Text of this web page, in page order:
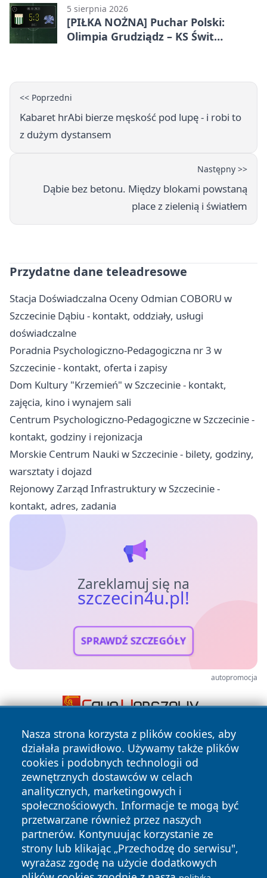
5 sierpnia 2026
[PIŁKA NOŻNA] Puchar Polski:
Olimpia Grudziądz – KS Świt
<< Poprzedni
Kabaret hrAbi bierze męskość pod lupę - i robi to
z dużym dystansem
Następny >>
Dąbie bez betonu. Między blokami powstaną
place z zielenią i światłem
Przydatne dane teleadresowe
Stacja Doświadczalna Oceny Odmian COBORU w
Szczecinie Dąbiu - kontakt, oddziały, usługi
doświadczalne
Poradnia Psychologiczno-Pedagogiczna nr 3 w
Szczecinie - kontakt, oferta i zapisy
Dom Kultury "Krzemień" w Szczecinie - kontakt,
zajęcia, kino i wynajem sali
Centrum Psychologiczno-Pedagogiczne w Szczecinie -
kontakt, godziny i rejonizacja
Morskie Centrum Nauki w Szczecinie - bilety, godziny,
warsztaty i dojazd
Rejonowy Zarząd Infrastruktury w Szczecinie -
kontakt, adres, zadania
Zareklamuj się na
szczecin4u.pl!
SPRAWDŹ SZCZEGÓŁY
autopromocja
Nasza strona korzysta z plików cookies, aby
działała prawidłowo. Używamy także plików
cookies i podobnych technologii od
zewnętrznych dostawców w celach
analitycznych, marketingowych i
społecznościowych. Informacje te mogą być
przetwarzane również przez naszych
partnerów. Kontynuując korzystanie ze
strony lub klikając „Przechodzę do serwisu",
wyrażasz zgodę na użycie dodatkowych
Copyright © 2026 szczecin4u.pl Wszystkie prawa zastrzeżone.
News Autorzy
Polityka
Prywatności
Polityka
Cookies